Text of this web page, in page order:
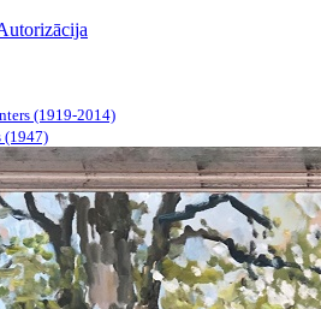
(1919-2014)
(1947)